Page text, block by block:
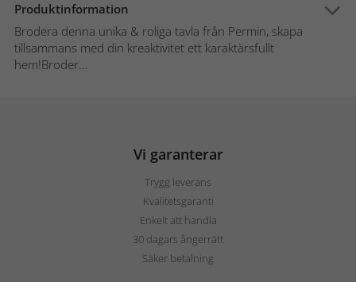
Produktinformation
Brodera denna unika & roliga tavla från Permin, skapa
tillsammans med din kreaktivitet ett karaktärsfullt
hem!Broder...
Vi garanterar
Trygg leverans
Kvalitetsgaranti
Enkelt att handla
30 dagars ångerrätt
Säker betalning